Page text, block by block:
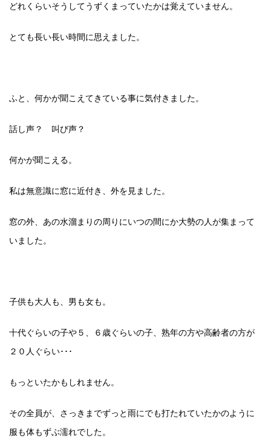
どれくらいそうしてうずくまっていたかは覚えていません。
とても長い長い時間に思えました。
ふと、何かが聞こえてきている事に気付きました。
話し声？ 叫び声？
何かが聞こえる。
私は無意識に窓に近付き、外を見ました。
窓の外、あの水溜まりの周りにいつの間にか大勢の人が集まって
いました。
子供も大人も、男も女も。
十代ぐらいの子や５、６歳ぐらいの子、熟年の方や高齢者の方が
２０人ぐらい･･･
もっといたかもしれません。
その全員が、さっきまでずっと雨にでも打たれていたかのように
服も体もずぶ濡れでした。